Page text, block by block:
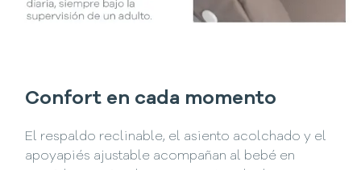
Confort en cada momento
El respaldo reclinable, el asiento acolchado y el
apoyapiés ajustable acompañan al bebé en